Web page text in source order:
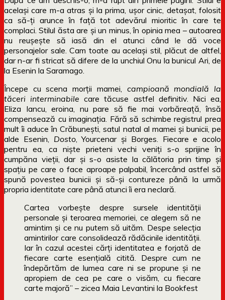
același care m-a atras și la prima, ușor cinic, detașat, folosit
ca să-ți arunce în față tot adevărul mioritic în care te
complaci. Stilul ăsta are și un minus, în opinia mea – autoarea
nu reușește să iasă din el atunci când le dă voce
personajelor sale. Cam toate au același stil, plăcut de altfel,
dar n-ar fi stricat să difere de la unchiul Onu la bunicul Ari, de
la Esenin la Saramago.
Începe cu scena morții mamei, campioană mondială la
tăceri interminabile care tăcuse astfel definitiv. Nici ea,
Eliza Iancu, eroina, nu pare să fie mai vorbăreață, însă
compensează cu imaginația. Fără să schimbe registrul prea
mult îi aduce în Crăbunești, satul natal al mamei și bunicii, pe
alde Esenin, Dosto, Yourcenar și Borges. Fiecare e acolo
pentru ea, ca niște prieteni vechi veniți s-o sprijine în
cumpăna vieții, dar și s-o asiste la călătoria prin timp și
spațiu pe care o face aproape palpabil, încercând astfel să
spună povestea bunicii și să-și contureze până la urmă
propria identitate care până atunci îi era neclară.
Cartea vorbește despre sursele identității
personale și teroarea memoriei, ce alegem să ne
amintim și ce nu putem să uităm. Despe selecția
amintirilor care consolidează rădăcinile identității.
Iar în cazul acestei cărți identitatea e forjată de
fiecare carte esențială citită. Despre cum ne
îndepărtăm de lumea care ni se propune și ne
apropiem de cea pe care o visăm, cu fiecare
carte majoră” – zicea Maia Levantini la Bookfest